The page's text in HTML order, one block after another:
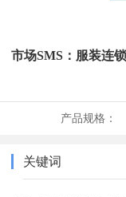
市场SMS：服装连
产品规格：
关键词